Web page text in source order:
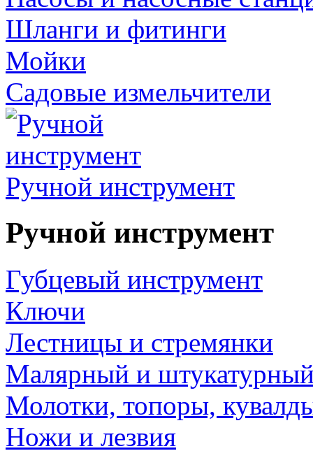
Шланги и фитинги
Мойки
Садовые измельчители
Ручной инструмент
Ручной инструмент
Губцевый инструмент
Ключи
Лестницы и стремянки
Малярный и
Молотки, топоры,
Ножи и лезвия